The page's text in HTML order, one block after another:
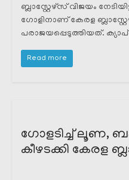
ബ്ലാസ്റ്റേഴ്സ് വിജയം
ഗോളിനാണ് കേരള
പരാജയപ്പെടുത്തിയത്.
Read more
ഗോളടിച്ച് ലൂണ,
കീഴടക്കി കേരള